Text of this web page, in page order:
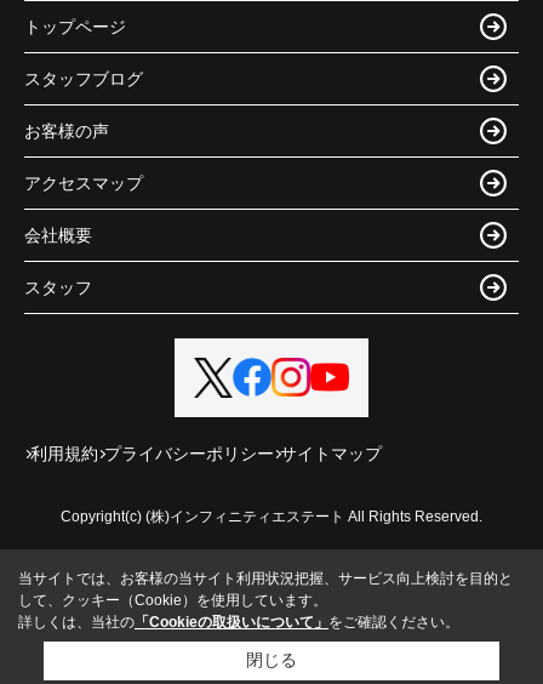
トップページ
スタッフブログ
お客様の声
アクセスマップ
会社概要
スタッフ
利用規約 プライバシーポリシー サイトマップ
Copyright(c) (株)インフィニティエステート All Rights Reserved.
当サイトでは、お客様の当サイト利用状況把握、サービス向上検討を目的と
して、クッキー（Cookie）を使用しています。
詳しくは、当社の 「Cookieの取扱いについて」 をご確認ください。
閉じる